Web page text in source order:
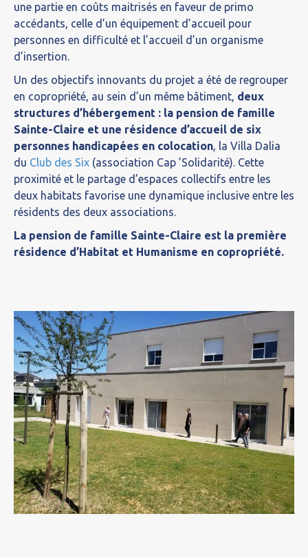
une partie en coûts maitrisés en faveur de primo
accédants, celle d’un équipement d’accueil pour
personnes en difficulté et l’accueil d’un organisme
d’insertion.
Un des objectifs innovants du projet a été de regrouper
en copropriété, au sein d’un même bâtiment, deux
structures d’hébergement : la pension de famille
Sainte-Claire et une résidence d’accueil de six
personnes handicapées en colocation, la Villa Dalia
du Club des Six (association Cap ’Solidarité). Cette
proximité et le partage d’espaces collectifs entre les
deux habitats favorise une dynamique inclusive entre les
résidents des deux associations.
La pension de famille Sainte-Claire est la première
résidence d’Habitat et Humanisme en copropriété.